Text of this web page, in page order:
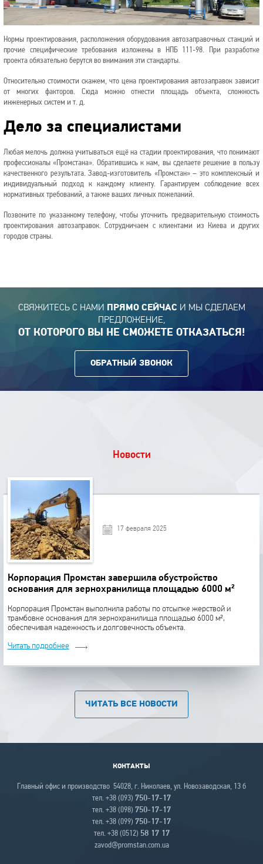
Нормы проектирования, расположения оборудования автозаправочных станций и
прочие специфические требования изложены в НПБ 111-98. При разработке
проекта обязательно берутся во внимания эти стандарты.
Относительно стоимости скажем, что цена проектирования автозаправок зависит
от многих факторов. Сюда можно отнести площадь объекта, сложность
инженерных систем и т. д.
Дело за специалистами
Любая мелочь должна учитываться ещё на стадии проектирования, что понимают
профессионалы «Промстана». Обратившись к нам, вы сделаете решение в пользу
качественного результата. Завод-изготовитель «Промстан» – это комплексный и
индивидуальный подход к каждому клиенту. Гарантируем соблюдение всех
нормативных требований, а также ваших личных пожеланий.
Позвоните по указанному телефону, чтобы уточнить предварительную стоимость
проектирования автозаправок. Сотрудничаем с клиентами из Киева и других
городов страны.
СВЯЖИТЕСЬ С НАМИ ПРЯМО СЕЙЧАС И МЫ СДЕЛАЕМ
ПРЕДЛОЖЕНИЕ,
ОТ КОТОРОГО ВЫ НЕ СМОЖЕТЕ ОТКАЗАТЬСЯ!
ОБРАТНЫЙ ЗВОНОК
Новости
17 февраля 2025
Корпорация Промстан завершила обустройство
основания для зернохранилища площадью 6000 м²
Корпорация Промстан выполнила работы по отсыпке жерствой и
трамбовке основания для зернохранилища площадью 6000 м²,
обеспечивая надежность и долговечность объекта.
Читать подробнее
ЧИТАТЬ ВСЕ НОВОСТИ
КОНТАКТЫ
Главный офис и производство 54028, г. Николаев, ул. Новозаводская, 13 б
тел. +38 (093) 750-17-17
тел. +38 (098) 750-17-17
тел. +38 (099) 750-17-17
тел. +38 (0512) 58 17 17
zavod@promstan.com.ua